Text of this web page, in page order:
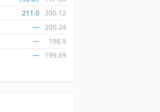
211.0 200.12
— 200.24
—
198.9
— 199.69